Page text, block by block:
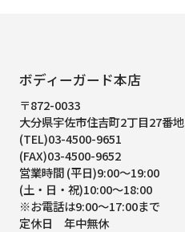
ボディーガード本店
〒872-0033
大分県宇佐市住吉町2丁目27番地
(TEL)03-4500-9651
(FAX)03-4500-9652
営業時間 (平日)9:00～19:00
(土・日・祝)10:00～18:00
※お電話は9:00～17:00まで
定休日 年中無休